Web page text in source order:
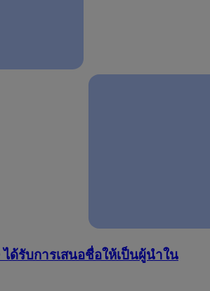
ได้รับการเสนอชื่อให้เป็นผู้นำใน